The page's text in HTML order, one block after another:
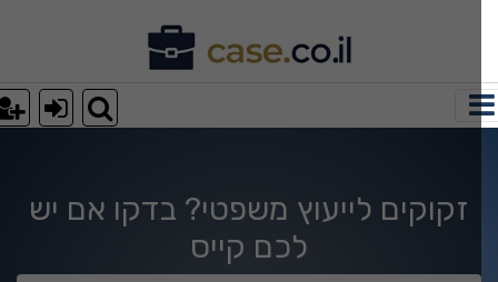
עוד מאמר
search.php
search.php on line
זקוקים לייעוץ משפטי? בדקו אם יש
לכם קייס